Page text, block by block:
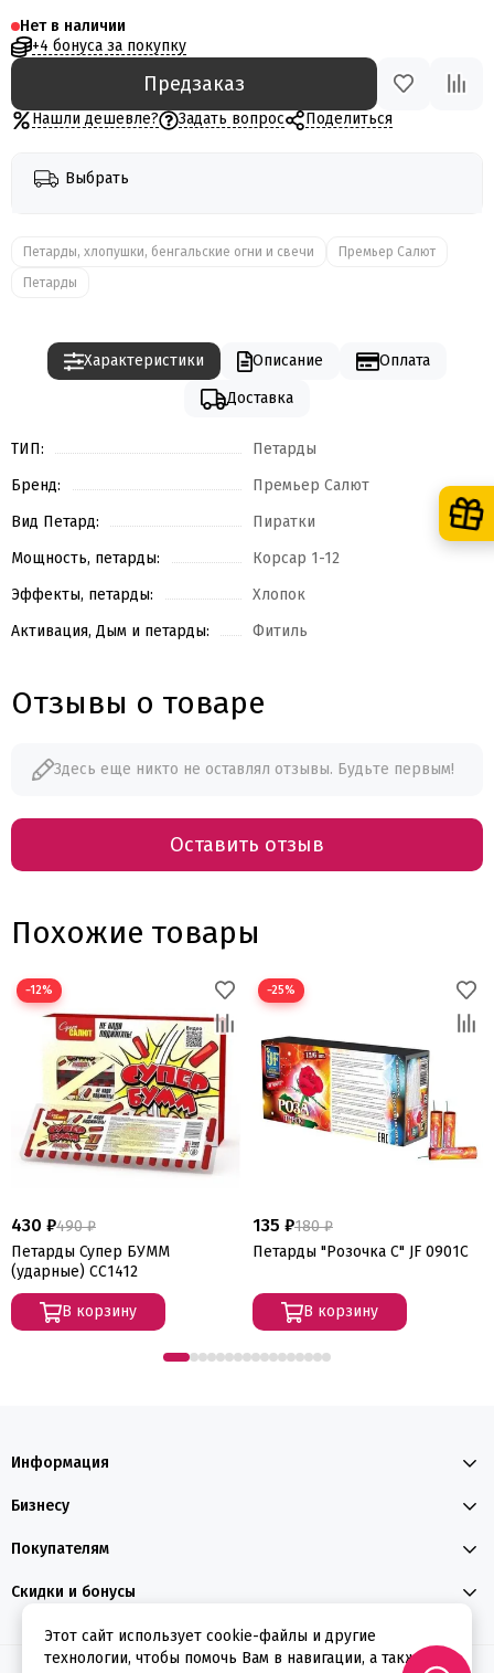
Нет в наличии
+4 бонуса за покупку
Предзаказ
Нашли дешевле? Задать вопрос Поделиться
Выбрать
Петарды, хлопушки, бенгальские огни и свечи
Премьер Салют
Петарды
Характеристики Описание
Оплата
Доставка
ТИП:
Петарды
Бренд:
Премьер Салют
Вид Петард:
Пиратки
Мощность, петарды:
Корсар 1-12
Эффекты, петарды:
Хлопок
Активация, Дым и петарды:
Фитиль
Отзывы о товаре
Здесь еще никто не оставлял отзывы. Будьте первым!
Оставить отзыв
Похожие товары
−12%
430 ₽490 ₽
Петарды Супер БУММ
(ударные) СС1412
В корзину
−25%
135 ₽180 ₽
Петарды "Розочка С" JF 0901C
В корзину
Информация
Бизнесу
Покупателям
Скидки и бонусы
Этот сайт использует cookie-файлы и другие
технологии, чтобы помочь Вам в навигации, а также